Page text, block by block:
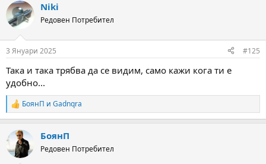
c
t
i
s
Niki
Редовен Потребител
3 Януари 2025 #125
Така и така трябва да се видим, само кажи кога ти е
удобно...
R
e
c
i
БоянП и Gadnqra
БоянП
Редовен Потребител